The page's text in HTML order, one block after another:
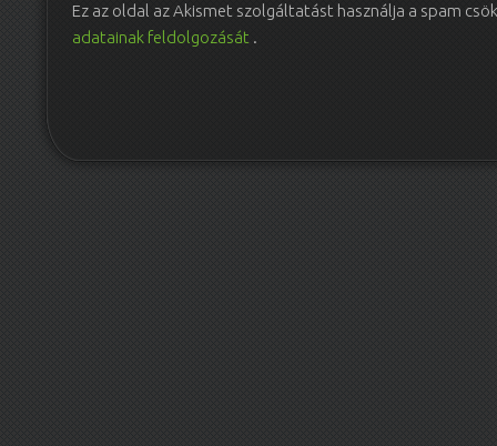
Ez az oldal az Akismet szolgáltatást használja a spam
adatainak feldolgozását .